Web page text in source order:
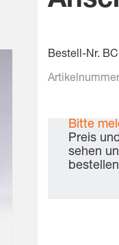
Bestell-Nr.
Bitte
Preis
sehen